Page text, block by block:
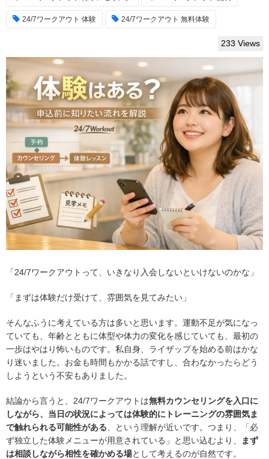
24/7ワークアウト 体験 24/7ワークアウト 無料体験
233 Views
「24/7ワークアウトって、いきなり入会しないといけないのかな」
「まずは体験だけ受けて、雰囲気を見てみたい」
そんなふうに考えている方は多いと思います。運動不足が気になっ
ていても、年齢とともに体型や体力の変化を感じていても、最初の
一歩はやはり怖いものです。私自身、ライザップを始める前はかな
り迷いました。お金も時間もかかる話ですし、合わなかったらどう
しようという不安もありました。
結論から言うと、24/7ワークアウトは無料カウンセリングを入口に
しながら、当日の状況によっては体験的にトレーニングの雰囲気ま
で触れられる可能性がある 、という理解が近いです。つまり、「必
ず独立した体験メニューが用意されている」と思い込むより、
まず
は相談しながら相性を確かめる場として考えるのが自然です。